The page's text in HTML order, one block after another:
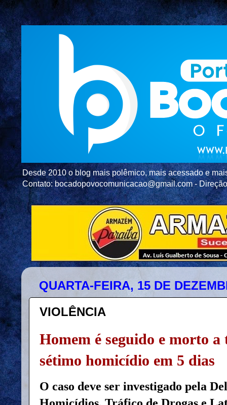
Desde 2010 o blog mais polêmico, mais acessado e
Contato: bocadopovocomunicacao@gmail.com -
QUARTA-FEIRA, 15 DE
VIOLÊNCIA
Homem é seguido e morto
sétimo homicídio em 5 dias
O caso deve ser investigado pela